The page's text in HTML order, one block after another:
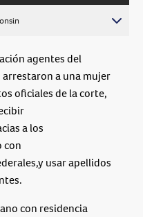
agentes del
arrestaron a una mujer
oficiales de la corte,
a los
con
usar apellidos
con residencia